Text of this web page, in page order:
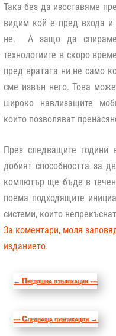
Така без да изоставяме
видим кой е пред входа
не. А защо да спираме
технологиите в скоро
пред вратата ни не само
сме извън него. Това
широко навлизащите
които позволяват
През следващите години
добият способността за
компютър ще бъде в
поема подходящите
системи, които
За коментари, моля
изданието.
← Предишна публикация ---
--- Следваща публикация →